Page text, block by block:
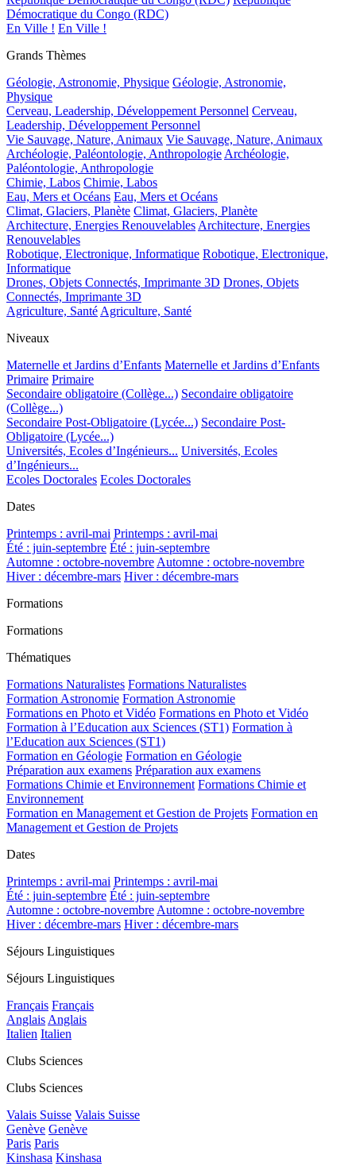
Démocratique du Congo (RDC)
En Ville ! En Ville !
Grands Thèmes
Géologie, Astronomie, Physique Géologie, Astronomie,
Physique
Cerveau, Leadership, Développement Personnel Cerveau,
Leadership, Développement Personnel
Vie Sauvage, Nature, Animaux Vie Sauvage, Nature, Animaux
Archéologie, Paléontologie, AnthropologieArchéologie,
Paléontologie, Anthropologie
Chimie, Labos Chimie, Labos
Eau, Mers et Océans Eau, Mers et Océans
Climat, Glaciers, Planète Climat, Glaciers, Planète
Architecture, Energies RenouvelablesArchitecture, Energies
Renouvelables
Robotique, Electronique, Informatique Robotique, Electronique,
Informatique
Drones, Objets Connectés, Imprimante 3D Drones, Objets
Connectés, Imprimante 3D
Agriculture, SantéAgriculture, Santé
Niveaux
Maternelle et Jardins d’Enfants Maternelle et Jardins d’Enfants
Primaire Primaire
Secondaire obligatoire (Collège...) Secondaire obligatoire
(Collège...)
Secondaire Post-Obligatoire (Lycée...) Secondaire Post-
Obligatoire (Lycée...)
Universités, Ecoles d’Ingénieurs... Universités, Ecoles
d’Ingénieurs...
Ecoles Doctorales Ecoles Doctorales
Dates
Printemps : avril-mai Printemps : avril-mai
Été : juin-septembre Été : juin-septembre
Automne : octobre-novembreAutomne : octobre-novembre
Hiver : décembre-mars Hiver : décembre-mars
Formations
Formations
Thématiques
Formations Naturalistes Formations Naturalistes
Formation Astronomie Formation Astronomie
Formations en Photo et Vidéo Formations en Photo et Vidéo
Formation à l’Education aux Sciences (ST1) Formation à
l’Education aux Sciences (ST1)
Formation en Géologie Formation en Géologie
Préparation aux examens Préparation aux examens
Formations Chimie et Environnement Formations Chimie et
Environnement
Formation en Management et Gestion de Projets Formation en
Management et Gestion de Projets
Dates
Printemps : avril-mai Printemps : avril-mai
Été : juin-septembre Été : juin-septembre
Automne : octobre-novembreAutomne : octobre-novembre
Hiver : décembre-mars Hiver : décembre-mars
Séjours Linguistiques
Séjours Linguistiques
Français Français
AnglaisAnglais
Italien Italien
Clubs Sciences
Clubs Sciences
Valais Suisse Valais Suisse
Genève Genève
Paris Paris
Kinshasa Kinshasa